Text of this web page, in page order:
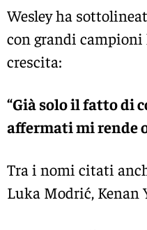
Wesley ha
con grandi
crescita:
“Già solo il fatto di
affermati mi rende
Tra i nomi citati
Luka Modrić, Kenan